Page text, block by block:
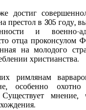
достиг
в 305 году,
и военно-
отца проконсулом
на молодого
христианства.
римлянам
особенно
Существует